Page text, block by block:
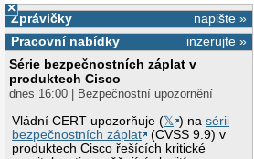
×
napište »
Zprávičky
inzerujte »
Pracovní nabídky
Série bezpečnostních záplat v
produktech Cisco
dnes 16:00 | Bezpečnostní upozornění
Vládní CERT upozorňuje (𝕏 ) nasérii
bezpečnostních záplat
(CVSS 9.9) v
produktech Cisco řešících kritické